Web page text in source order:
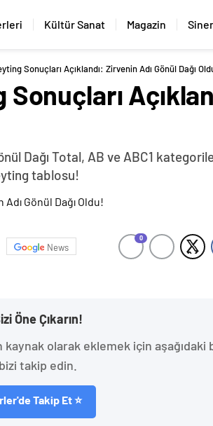
Kültür Sanat Magazin
Sonuçları Açıklandı: Zirvenin Adı Gönül Dağı
Dağı Total, AB ve ABC1
tablosu!
News
0
Öne Çıkarın!
olarak eklemek için aşağıdaki
takip edin.
Takip Et ⭐